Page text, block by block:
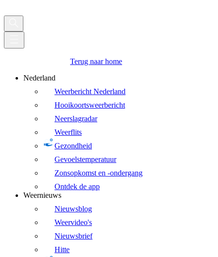
Terug naar home
Nederland
Weerbericht Nederland
Hooikoortsweerbericht
Neerslagradar
Weerflits
Gezondheid
Gevoelstemperatuur
Zonsopkomst en -ondergang
Ontdek de app
Weernieuws
Nieuwsblog
Weervideo's
Nieuwsbrief
Hitte